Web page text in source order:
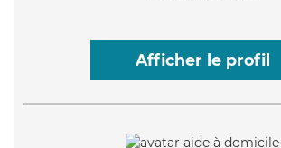
Afficher le profil